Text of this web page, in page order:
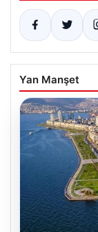
Yan Manşet